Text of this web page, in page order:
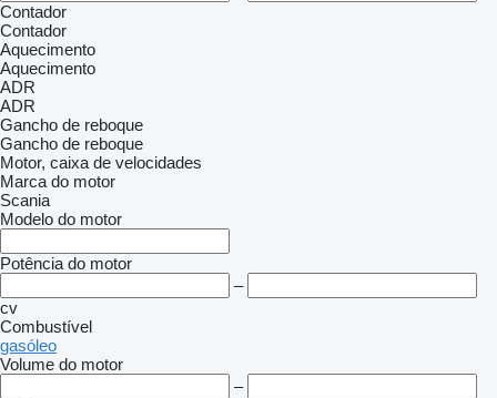
Contador
Contador
Aquecimento
Aquecimento
ADR
ADR
Gancho de reboque
Gancho de reboque
Motor, caixa de velocidades
Marca do motor
Scania
Modelo do motor
Potência do motor
–
cv
Combustível
gasóleo
Volume do motor
–